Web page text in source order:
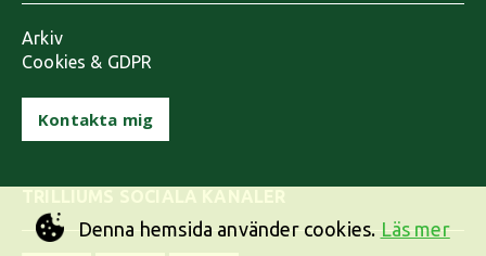
Arkiv
Cookies & GDPR
Kontakta mig
Denna hemsida använder cookies. Läs mer